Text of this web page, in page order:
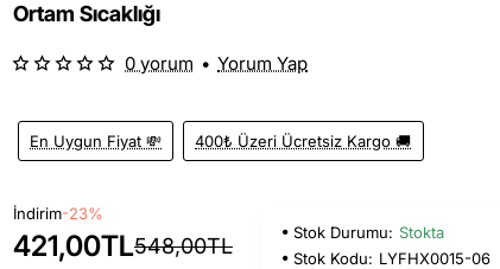
Ortam Sıcaklığı
En Uygun Fiyat 💸 400₺ Üzeri Ücretsiz Kargo 🚚
0 yorum • Yorum Yap
İndirim-23%
421,00TL548,00TL
Stok Durumu: Stokta
Stok Kodu: LYFHX0015-06